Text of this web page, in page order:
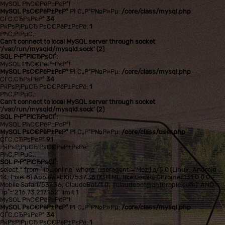
MySQL РћС€РёР±РєР°!
MySQL РѕС€РёР±РєР° РІ С„Р°Р№Р»Рµ: /core/class/mysql.php
СЃС‚СЂРѕРєР° 34
РќРѕРјРµСЂ РѕС€РёР±РєРё: 1
РћС‚РІРµС‚:
Can't connect to local MySQL server through socket
'/var/run/mysqld/mysqld.sock' (2)
SQL Р·Р°РїСЂРѕСЃ:
MySQL РћС€РёР±РєР°!
MySQL РѕС€РёР±РєР° РІ С„Р°Р№Р»Рµ: /core/class/mysql.php
СЃС‚СЂРѕРєР° 34
РќРѕРјРµСЂ РѕС€РёР±РєРё: 1
РћС‚РІРµС‚:
Can't connect to local MySQL server through socket
'/var/run/mysqld/mysqld.sock' (2)
SQL Р·Р°РїСЂРѕСЃ:
MySQL РћС€РёР±РєР°!
MySQL РѕС€РёР±РєР° РІ С„Р°Р№Р»Рµ: /core/class/user.php
СЃС‚СЂРѕРєР° 91
РќРѕРјРµСЂ РѕС€РёР±РєРё:
РћС‚РІРµС‚:
SQL Р·Р°РїСЂРѕСЃ:
select * from `lib_online` where `useragent`='Mozilla/5.0 (Linux; Android
14; Pixel 8) AppleWebKit/537.36 (KHTML, like Gecko) Chrome/131.0.0.0
Mobile Safari/537.36; ClaudeBot/1.0; +claudebot@anthropic.com)' AND
`ip`='216.73.217.152' limit 1
MySQL РћС€РёР±РєР°!
MySQL РѕС€РёР±РєР° РІ С„Р°Р№Р»Рµ:/core/class/mysql.php
СЃС‚СЂРѕРєР°34
РќРѕРјРµСЂ РѕС€РёР±РєРё: 1